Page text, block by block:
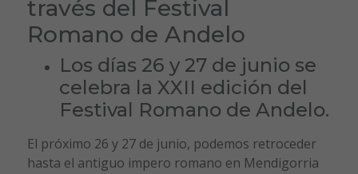
través del Festival
Romano de Andelo
Los días 26 y 27 de junio se
celebra la XXII edición del
Festival Romano de Andelo.
El próximo 26 y 27 de junio, podemos retroceder
hasta el antiguo impero romano en Mendigorria